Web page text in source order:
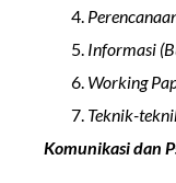
Informasi
Working
Teknik-
Komunikasi dan